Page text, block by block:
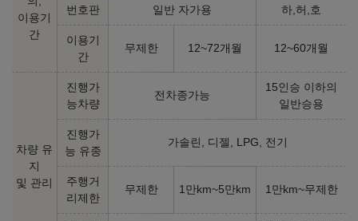
이용기
간
번호판 일반 자가용 하,허,호
이용기
간
무제한 12~72개월 12~60개월
차량 유
지
및 관리
진행가
능차량
전차종가능
15인승 이하의
일반승용
진행가
능 유종
가솔린, 디젤, LPG, 전기
주행거
리제한
무제한 1만km~5만km 1만km~무제한